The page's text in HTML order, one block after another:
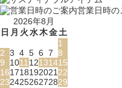
営業日時の
2026年8月
日 月 火水木金土
1
2 3 4 5 6 7 8
9
1011 12131415
161718192021 22
23242526272829